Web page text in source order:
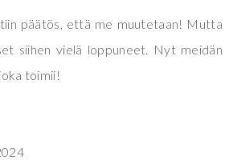
päätös, että me muutetaan! Mutta
siihen vielä loppuneet. Nyt meidän
toimii!